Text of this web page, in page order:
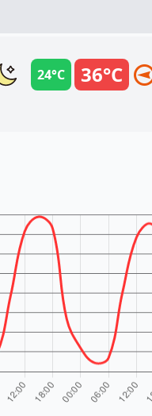
36°C
24°C